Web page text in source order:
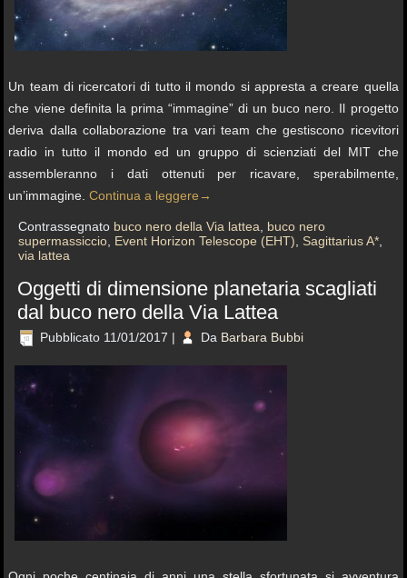
Un team di ricercatori di tutto il mondo si appresta a creare quella
che viene definita la prima “immagine” di un buco nero. Il progetto
deriva dalla collaborazione tra vari team che gestiscono ricevitori
radio in tutto il mondo ed un gruppo di scienziati del MIT che
assembleranno i dati ottenuti per ricavare, sperabilmente,
un’immagine.Continua a leggere →
Contrassegnato buco nero della Via lattea
buco nero
supermassiccio Event Horizon Telescope (EHT) Sagittarius A*
via lattea
Oggetti di dimensione planetaria scagliati
dal buco nero della Via Lattea
Pubblicato 11/01/2017 | Da Barbara Bubbi